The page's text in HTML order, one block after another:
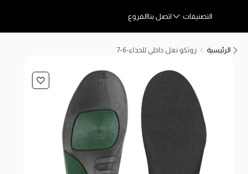
التصنيفات اتصل بناالفروع
الرئيسية روثكو نعل داخلي للحذاء-6-7